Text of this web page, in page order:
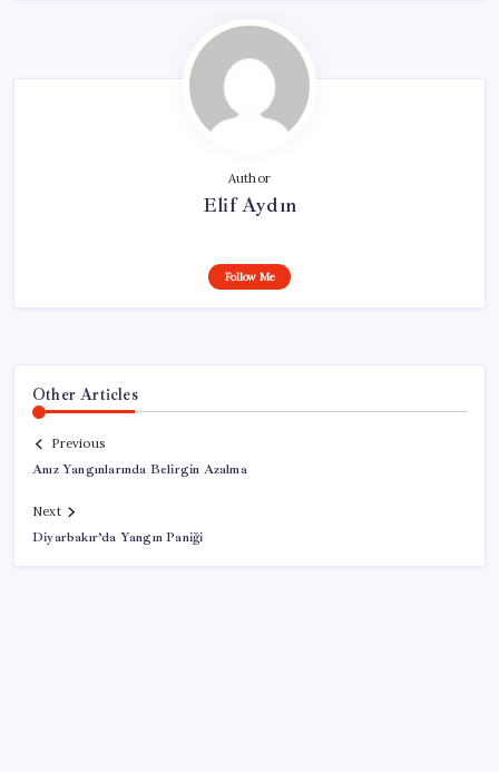
Author
Elif Aydın
Follow Me
Other Articles
Previous
Anız Yangınlarında Belirgin Azalma
Next
Diyarbakır’da Yangın Paniği